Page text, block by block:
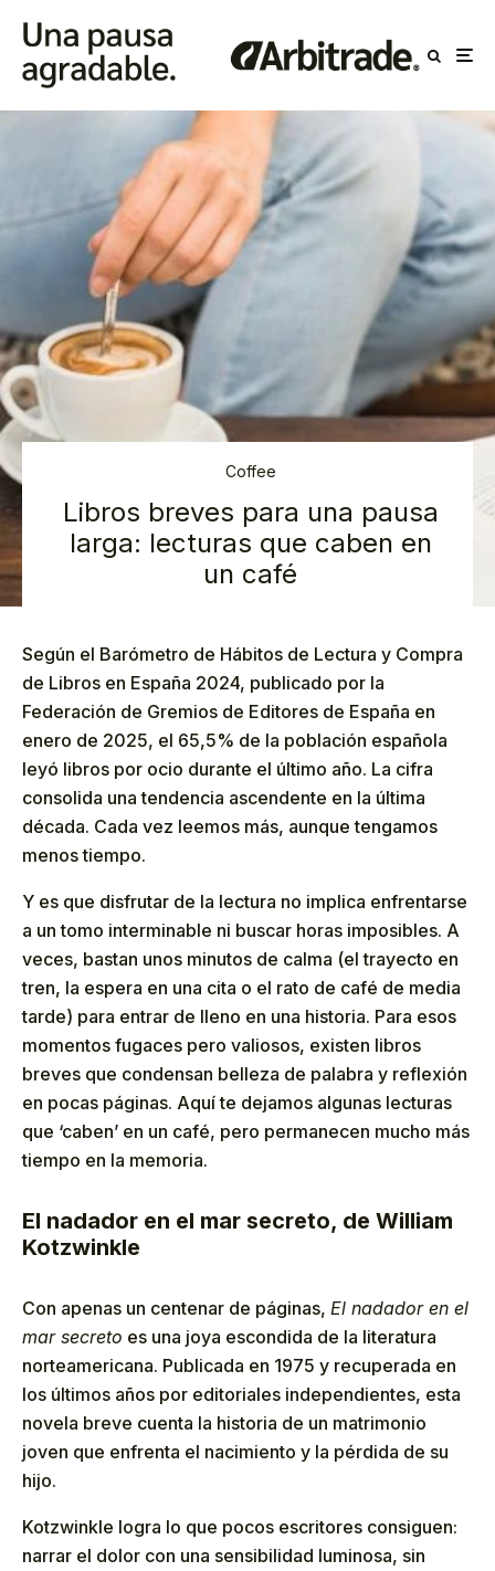
Coffee
Libros breves para una pausa
larga: lecturas que caben en
un café
Según el Barómetro de Hábitos de Lectura y Compra
de Libros en España 2024, publicado por la
Federación de Gremios de Editores de España en
enero de 2025, el 65,5% de la población española
leyó libros por ocio durante el último año. La cifra
consolida una tendencia ascendente en la última
década. Cada vez leemos más, aunque tengamos
menos tiempo.
Y es que disfrutar de la lectura no implica enfrentarse
a un tomo interminable ni buscar horas imposibles. A
veces, bastan unos minutos de calma (el trayecto en
tren, la espera en una cita o el rato de café de media
tarde) para entrar de lleno en una historia. Para esos
momentos fugaces pero valiosos, existen libros
breves que condensan belleza de palabra y reflexión
en pocas páginas. Aquí te dejamos algunas lecturas
que ‘caben’ en un café, pero permanecen mucho más
tiempo en la memoria.
El nadador en el mar secreto, de William
Kotzwinkle
Con apenas un centenar de páginas, El nadador en el
mar secreto es una joya escondida de la literatura
norteamericana. Publicada en 1975 y recuperada en
los últimos años por editoriales independientes, esta
novela breve cuenta la historia de un matrimonio
joven que enfrenta el nacimiento y la pérdida de su
hijo.
Kotzwinkle logra lo que pocos escritores consiguen:
narrar el dolor con una sensibilidad luminosa, sin